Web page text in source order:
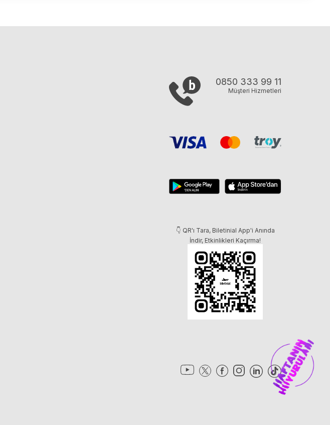
0850 333 99 11
Müşteri Hizmetleri
👇 QR'ı Tara, Biletinial App'i Anında
İndir, Etkinlikleri Kaçırma!